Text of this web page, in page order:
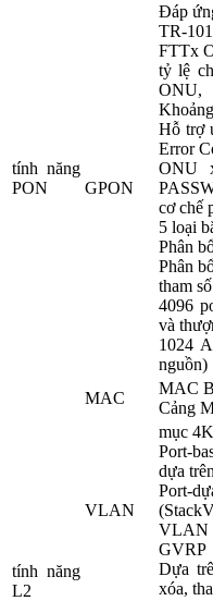
tính năng
PON
GPON
Đáp
TR-
FTTx
tỷ lệ
ONU,
Hỗ trợ
Error
ONU
cơ chế
5 loại
Phân
Phân
tham
4096
và
1024
nguồn)
tính năng
L2
MAC
MAC
Cảng
VLAN
mục
Port-
dựa trên
Port-
VLAN
GVRP
Dựa
xóa,